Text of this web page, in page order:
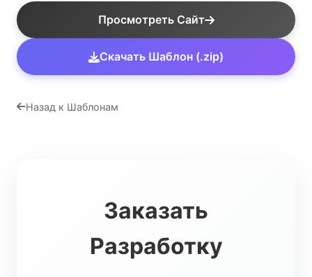
Просмотреть Сайт
Скачать Шаблон (.zip)
Назад к Шаблонам
Заказать
Разработку